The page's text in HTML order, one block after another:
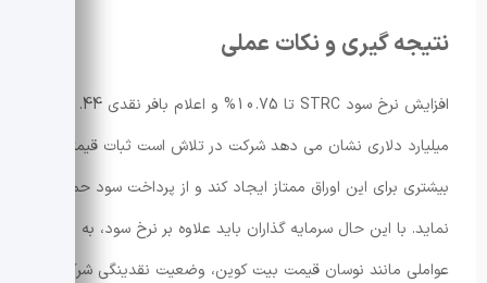
نتیجه گیری و نکات عملی
افزایش نرخ سود STRC تا 10.75% و اعلام بافر نقدی 1.44
میلیارد دلاری نشان می دهد شرکت در تلاش است ثبات قیمتی
بیشتری برای این اوراق ممتاز ایجاد کند و از پرداخت سود حمایت
نماید. با این حال سرمایه گذاران باید علاوه بر نرخ سود، به
عواملی مانند نوسان قیمت بیت کوین، وضعیت نقدینگی شرکت و